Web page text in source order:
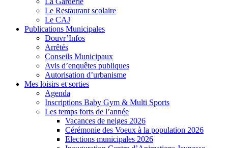
Le Restaurant scolaire
Le CAJ
Publications Municipales
Douvr’Infos
Arrêtés
Conseils Municipaux
Avis d’enquêtes publiques
Autorisation d’urbanisme
Mes loisirs et sorties
Agenda
Inscriptions Baby Gym & Multi Sports
Les temps forts de l’année
Vacances de neiges 2026
Cérémonie des Voeux à la population 2026
Elections municipales 2026